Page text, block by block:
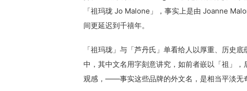
「祖玛珑 Jo Malone」，事实上是由 Joanne
间更延迟到千禧年。
「祖玛珑」与「芦丹氏」单看给人以厚重、历史
中，其中文名用字刻意讲究，如前者嵌以「祖」
观感，——事实这些品牌的外文名，是相当平淡无